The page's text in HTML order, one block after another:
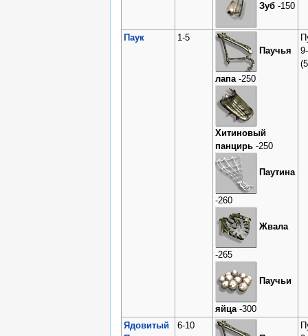
Зуб-150
Паук
1-5
Паучья
лапа-250
Хитиновый
панцирь-250
Паутина
-260
Жвала
-265
Паучьи
яйца-300
Ядовитый
6-10